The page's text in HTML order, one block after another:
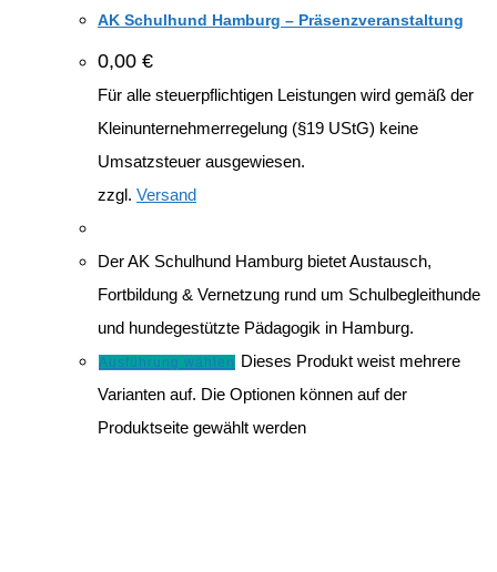
AK Schulhund Hamburg – Präsenzveranstaltung
0,00 €
Für alle steuerpflichtigen Leistungen wird gemäß der
Kleinunternehmerregelung (§19 UStG) keine
Umsatzsteuer ausgewiesen.
zzgl. Versand
Der AK Schulhund Hamburg bietet Austausch,
Fortbildung & Vernetzung rund um Schulbegleithunde
und hundegestützte Pädagogik in Hamburg.
Ausführung wählen Dieses Produkt weist mehrere
Varianten auf. Die Optionen können auf der
Produktseite gewählt werden